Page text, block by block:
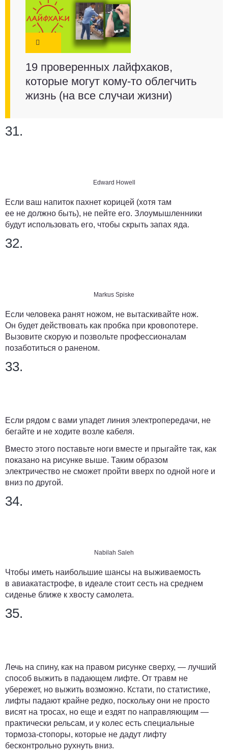
19 проверенных лайфхаков,
которые могут кому-то облегчить
жизнь (на все случаи жизни)
31.
Edward Howell
Если ваш напиток пахнет корицей (хотя там
ее не должно быть), не пейте его. Злоумышленники
будут использовать его, чтобы скрыть запах яда.
32.
Markus Spiske
Если человека ранят ножом, не вытаскивайте нож.
Он будет действовать как пробка при кровопотере.
Вызовите скорую и позвольте профессионалам
позаботиться о раненом.
33.
Если рядом с вами упадет линия электропередачи, не
бегайте и не ходите возле кабеля.
Вместо этого поставьте ноги вместе и прыгайте так, как
показано на рисунке выше. Таким образом
электричество не сможет пройти вверх по одной ноге и
вниз по другой.
34.
Nabilah Saleh
Чтобы иметь наибольшие шансы на выживаемость
в авиакатастрофе, в идеале стоит сесть на среднем
сиденье ближе к хвосту самолета.
35.
Лечь на спину, как на правом рисунке сверху, — лучший
способ выжить в падающем лифте. От травм не
убережет, но выжить возможно. Кстати, по статистике,
лифты падают крайне редко, поскольку они не просто
висят на тросах, но еще и ездят по направляющим —
практически рельсам, и у колес есть специальные
тормоза-стопоры, которые не дадут лифту
бесконтрольно рухнуть вниз.